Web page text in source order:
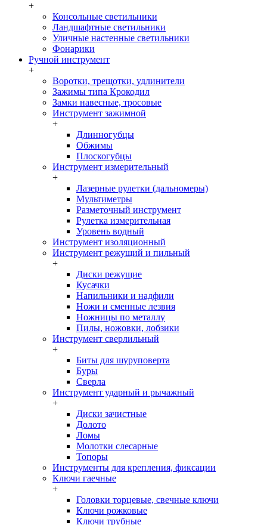
+
Консольные светильники
Ландшафтные светильники
Уличные настенные светильники
Фонарики
Ручной инструмент
+
Воротки, трещотки, удлинители
Зажимы типа Крокодил
Замки навесные, тросовые
Инструмент зажимной
+
Длинногубцы
Обжимы
Плоскогубцы
Инструмент измерительный
+
Лазерные рулетки (дальномеры)
Мультиметры
Разметочный инструмент
Рулетка измерительная
Уровень водный
Инструмент изоляционный
Инструмент режущий и пильный
+
Диски режущие
Кусачки
Напильники и надфили
Ножи и сменные лезвия
Ножницы по металлу
Пилы, ножовки, лобзики
Инструмент сверлильный
+
Биты для шуруповерта
Буры
Сверла
Инструмент ударный и рычажный
+
Диски зачистные
Долото
Ломы
Молотки слесарные
Топоры
Инструменты для крепления, фиксации
Ключи гаечные
+
Головки торцевые, свечные ключи
Ключи рожковые
Ключи трубные